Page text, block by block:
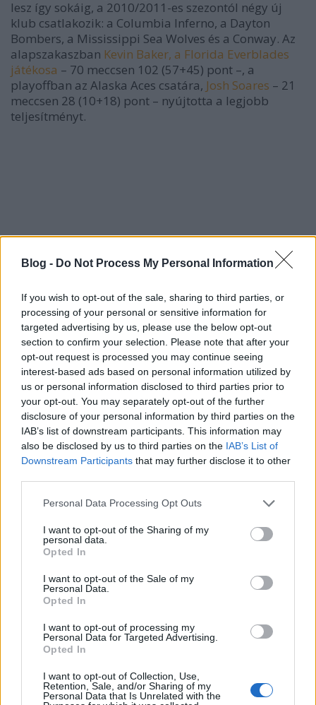
Blog - Do Not Process My Personal Information
If you wish to opt-out of the sale, sharing to third parties, or
processing of your personal or sensitive information for
targeted advertising by us, please use the below opt-out
section to confirm your selection. Please note that after your
opt-out request is processed you may continue seeing
interest-based ads based on personal information utilized by
us or personal information disclosed to third parties prior to
your opt-out. You may separately opt-out of the further
disclosure of your personal information by third parties on the
IAB’s list of downstream participants. This information may
also be disclosed by us to third parties on the IAB’s List of
Downstream Participants that may further disclose it to other
Please note that this website/app uses one or more Google
not limited to your visit or usage behaviour. You may click to
grant or deny consent to Google and its third-party tags to
use your data for below specified purposes in below Google
consent section.
Personal Data Processing Opt Outs
I want to opt-out of the Sharing of my
personal data.
Opted In
I want to opt-out of the Sale of my
Personal Data.
Opted In
I want to opt-out of processing my
Personal Data for Targeted Advertising.
Opted In
I want to opt-out of Collection, Use,
Retention, Sale, and/or Sharing of my
Personal Data that Is Unrelated with the
lesz így sokáig, a 2010/2011-es szezontól négy új
klub csatlakozik: a Columbia Inferno, a Dayton
Bombers, a Mississippi Sea Wolves és a Conway. Az
alapszakaszban Kevin Baker, a Florida Everblades
játékosa – 70 meccsen 102 (57+45) pont –, a
playoffban az Alaska Aces csatára, Josh Soares – 21
meccsen 28 (10+18) pont – nyújtotta a legjobb
teljesítményt.
Az IHL-ben ( International Hockey League) a Fort
Wayne Komets lett a bajnok, csakúgy, mint tavaly. Az
IHL-t hat csapat alkotja, csak két együttesnek van
NHL-kapcsolata. A Flint Generals és a Port Huron
Icehawks is a Detroit Red Wings farmcsapata.
A legrangosabb kanadai juniortorna a
Memorial
, amelyben három liga, a WHL (Western Hockey
League), az OHL (Ontario Hockey League) és a
QMJHL (Quebec Major Junior Hockey League)
legjobb csapatai vesznek részt. A sorozat elődje az
először 1919-ben lebonyolított OHA Memorial Cup.
A döntőbe a három bajnokság legjobbja, illetve a
rendező város csapata kerül. A 2009-es fináléban a
WHL-t nyerő Kelowna Rockets, azOHL-első Windsor
Spitfiresés aQMJHL-bajnok Drummondville
játszott. Először körmérkőzéses alapszakaszt
rendeztek, ezután a negyedik a harmadikkal